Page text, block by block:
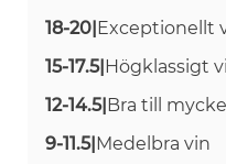
18-20|Exceptionellt
15-17.5|Högklassigt
12-14.5|Bra till
9-11.5|Medelbra vin